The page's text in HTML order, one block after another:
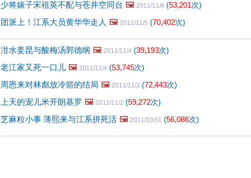
少将婊子宋祖英不配与苍井空同台 🖼️ 2011/11/6 (53,201次)
团派上！江系大员黄华华走人 🖼️ 2011/11/5 (70,402次)
泔水姜昆与酸梅汤郭德纲 🖼️ 2011/11/4 (39,193次)
老江家又死一口儿 🖼️ 2011/11/4 (53,745次)
周恩来对林彪放冷箭的结局 🖼️ 2011/11/3 (72,443次)
上天的宠儿米开朗基罗 🖼️ 2011/11/2 (59,272次)
芝麻粒小事 薄熙来与江系拼死活 🖼️ 2011/10/31 (56,086次)